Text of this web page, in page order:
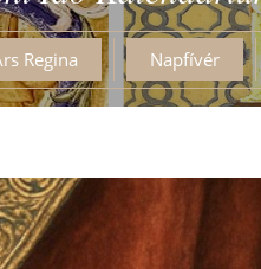
Regina Napfívér